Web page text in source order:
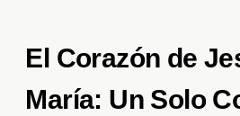
El Corazón de
María: Un Solo